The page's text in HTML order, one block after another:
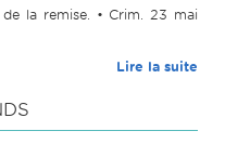
la remise. • Crim. 23 mai
Lire la suite